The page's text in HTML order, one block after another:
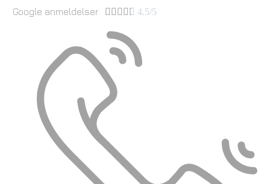
Google anmeldelser      4.5/5